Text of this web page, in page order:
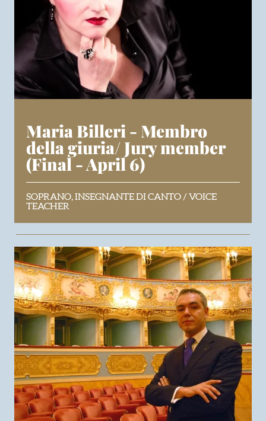
Maria Billeri - Membro
della giuria/ Jury member
(Final - April 6)
SOPRANO, INSEGNANTE DI CANTO / VOICE
TEACHER